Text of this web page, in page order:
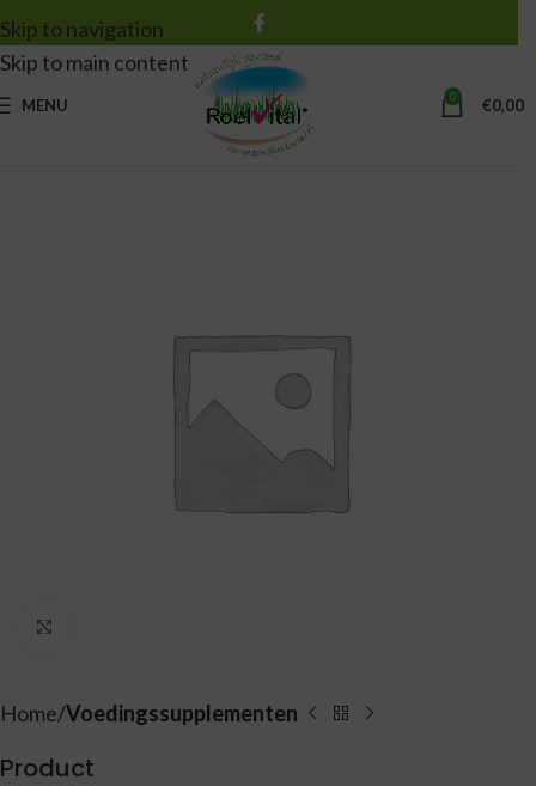
Skip to navigation
Skip to main content
MENU 0 €0,00
Home Voedingssupplementen
Product